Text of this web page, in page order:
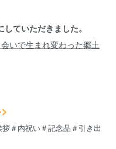
ていただきました。
いで生まれ変わった郷土
＃内祝い＃記念品＃引き出